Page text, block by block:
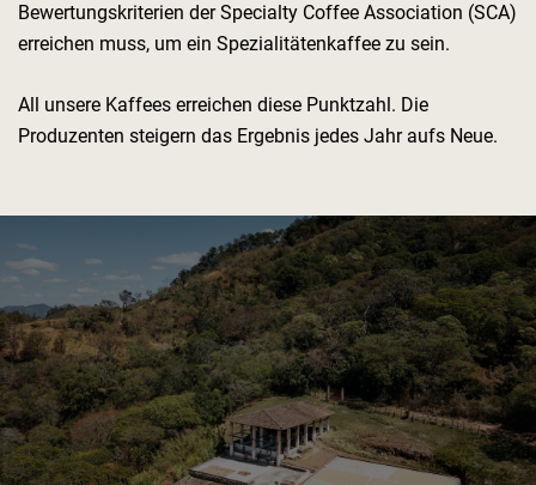
Bewertungskriterien der Specialty Coffee Association (SCA)
erreichen muss, um ein Spezialitätenkaffee zu sein.
All unsere Kaffees erreichen diese Punktzahl. Die
Produzenten steigern das Ergebnis jedes Jahr aufs Neue.